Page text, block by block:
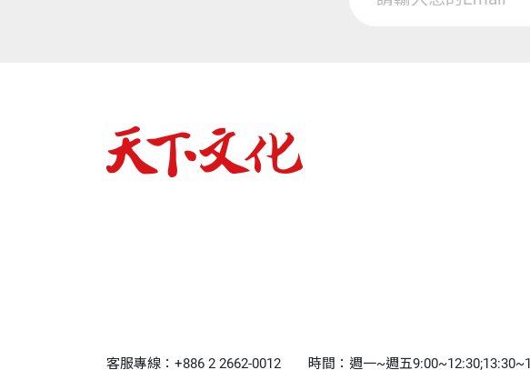
客服專線：+886 2 2662-0012 時間：週一~週五